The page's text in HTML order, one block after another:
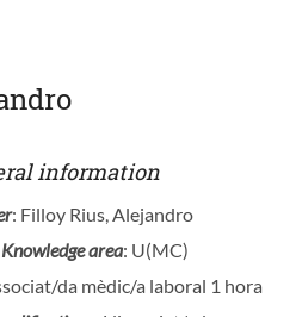
information
: Filloy Rius, Alejandro
Knowledge area: U(MC)
da mèdic/a laboral 1 hora